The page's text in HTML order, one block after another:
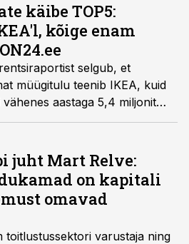
käibe TOP5:
kõige enam
selgub, et
müügitulu teenib IKEA, kuid
aastaga 5,4 miljonit
kahanemine oli aga ON24.
juht Mart Relve:
on kapitali
omavad
toitlustussektori varustaja ning